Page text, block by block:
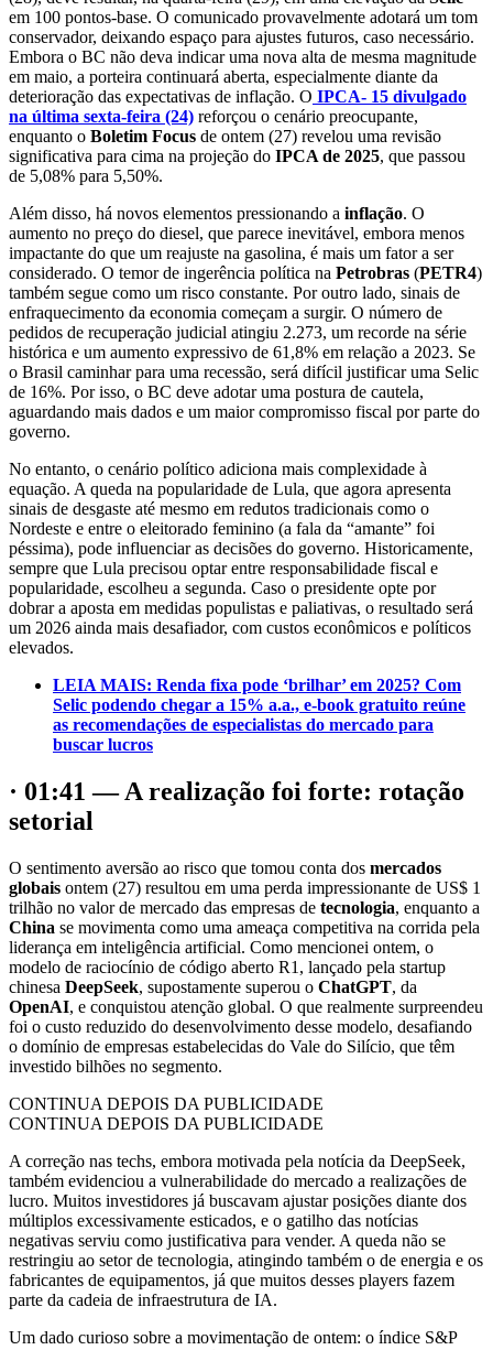
em 100 pontos-base. O comunicado provavelmente adotará um tom
conservador, deixando espaço para ajustes futuros, caso necessário.
Embora o BC não deva indicar uma nova alta de mesma magnitude
em maio, a porteira continuará aberta, especialmente diante da
deterioração das expectativas de inflação. O IPCA- 15 divulgado
na última sexta-feira (24) reforçou o cenário preocupante,
enquanto o Boletim Focus de ontem (27) revelou uma revisão
significativa para cima na projeção do IPCA de 2025, que passou
de 5,08% para 5,50%.
Além disso, há novos elementos pressionando a inflação. O
aumento no preço do diesel, que parece inevitável, embora menos
impactante do que um reajuste na gasolina, é mais um fator a ser
considerado. O temor de ingerência política na Petrobras (PETR4)
também segue como um risco constante. Por outro lado, sinais de
enfraquecimento da economia começam a surgir. O número de
pedidos de recuperação judicial atingiu 2.273, um recorde na série
histórica e um aumento expressivo de 61,8% em relação a 2023. Se
o Brasil caminhar para uma recessão, será difícil justificar uma Selic
de 16%. Por isso, o BC deve adotar uma postura de cautela,
aguardando mais dados e um maior compromisso fiscal por parte do
governo.
No entanto, o cenário político adiciona mais complexidade à
equação. A queda na popularidade de Lula, que agora apresenta
sinais de desgaste até mesmo em redutos tradicionais como o
Nordeste e entre o eleitorado feminino (a fala da “amante” foi
péssima), pode influenciar as decisões do governo. Historicamente,
sempre que Lula precisou optar entre responsabilidade fiscal e
popularidade, escolheu a segunda. Caso o presidente opte por
dobrar a aposta em medidas populistas e paliativas, o resultado será
um 2026 ainda mais desafiador, com custos econômicos e políticos
elevados.
LEIA MAIS: Renda fixa pode ‘brilhar’ em 2025? Com
Selic podendo chegar a 15% a.a., e-book gratuito reúne
as recomendações de especialistas do mercado para
buscar lucros
· 01:41 — A realização foi forte: rotação
setorial
O sentimento aversão ao risco que tomou conta dos mercados
globais ontem (27) resultou em uma perda impressionante de US$ 1
trilhão no valor de mercado das empresas de tecnologia, enquanto a
China se movimenta como uma ameaça competitiva na corrida pela
liderança em inteligência artificial. Como mencionei ontem, o
modelo de raciocínio de código aberto R1, lançado pela startup
chinesa DeepSeek, supostamente superou o ChatGPT, da
OpenAI, e conquistou atenção global. O que realmente surpreendeu
foi o custo reduzido do desenvolvimento desse modelo, desafiando
o domínio de empresas estabelecidas do Vale do Silício, que têm
investido bilhões no segmento.
CONTINUA DEPOIS DA PUBLICIDADE
CONTINUA DEPOIS DA PUBLICIDADE
A correção nas techs, embora motivada pela notícia da DeepSeek,
também evidenciou a vulnerabilidade do mercado a realizações de
lucro. Muitos investidores já buscavam ajustar posições diante dos
múltiplos excessivamente esticados, e o gatilho das notícias
negativas serviu como justificativa para vender. A queda não se
restringiu ao setor de tecnologia, atingindo também o de energia e os
fabricantes de equipamentos, já que muitos desses players fazem
parte da cadeia de infraestrutura de IA.
Um dado curioso sobre a movimentação de ontem: o índice S&P